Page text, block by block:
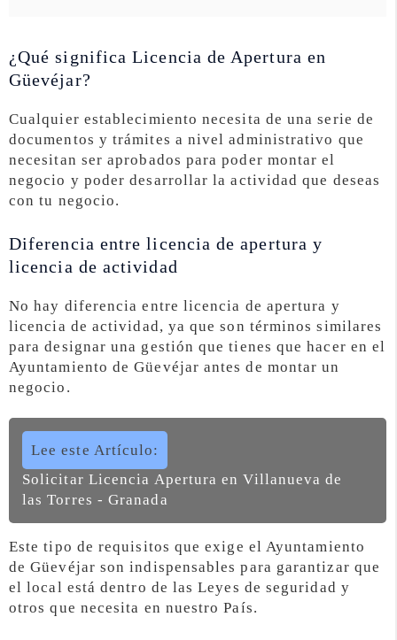
¿Qué significa Licencia de Apertura en
Güevéjar?
Cualquier establecimiento necesita de una serie de
documentos y trámites a nivel administrativo que
necesitan ser aprobados para poder montar el
negocio y poder desarrollar la actividad que deseas
con tu negocio.
Diferencia entre licencia de apertura y
licencia de actividad
No hay diferencia entre licencia de apertura y
licencia de actividad, ya que son términos similares
para designar una gestión que tienes que hacer en el
Ayuntamiento de Güevéjar antes de montar un
negocio.
Lee este Artículo:
Solicitar Licencia Apertura en Villanueva de
las Torres - Granada
Este tipo de requisitos que exige el Ayuntamiento
de Güevéjar son indispensables para garantizar que
el local está dentro de las Leyes de seguridad y
otros que necesita en nuestro País.